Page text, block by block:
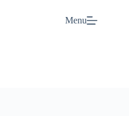
Menu